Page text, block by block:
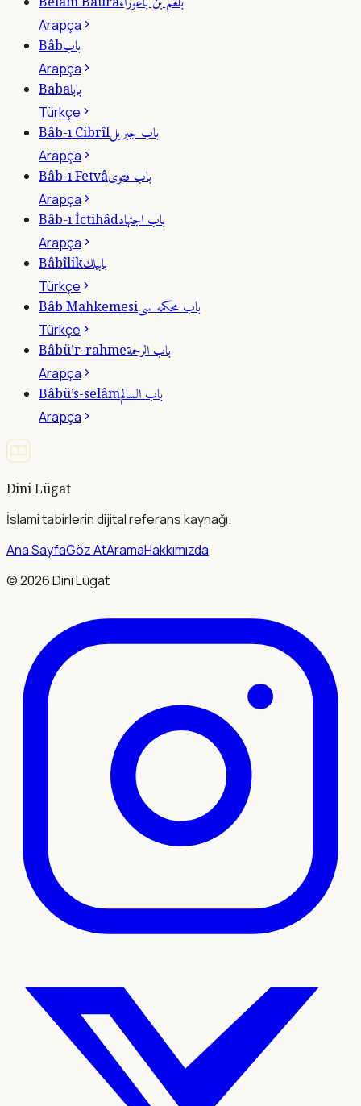
Arapça
Bâbباب
Arapça
Babaبابا
Türkçe
Bâb-ı Cibrîlباب جبريل
Arapça
Bâb-ı Fetvâباب فتوى
Arapça
Bâb-ı İctihâdباب اجتهاد
Arapça
Bâbîlikبابيلك
Türkçe
Bâb Mahkemesiباب محكمه سى
Türkçe
Bâbü’r-rahmeباب الرحمة
Arapça
Bâbü’s-selâmباب السالم
Arapça
Dini Lügat
İslami tabirlerin dijital referans kaynağı.
Ana SayfaGöz AtAramaHakkımızda
©2026Dini Lügat